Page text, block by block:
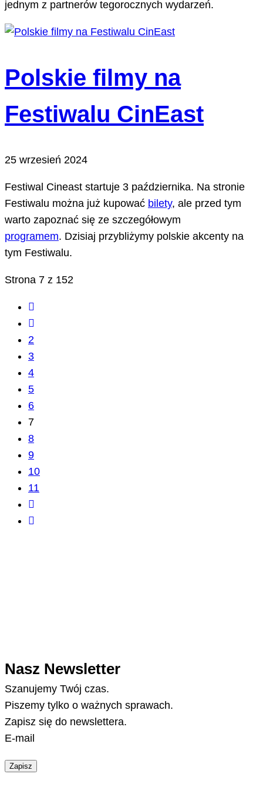
jednym z partnerów tegorocznych wydarzeń.
Polskie filmy na
Festiwalu CinEast
25 wrzesień 2024
Festiwal Cineast startuje 3 października. Na stronie
Festiwalu można już kupować bilety, ale przed tym
warto zapoznać się ze szczegółowym
programem. Dzisiaj przybliżymy polskie akcenty na
tym Festiwalu.
Strona 7 z 152
2
3
4
5
6
7
8
9
10
11
Nasz Newsletter
Szanujemy Twój czas.
Piszemy tylko o ważnych sprawach.
Zapisz się do newslettera.
E-mail
Zapisz